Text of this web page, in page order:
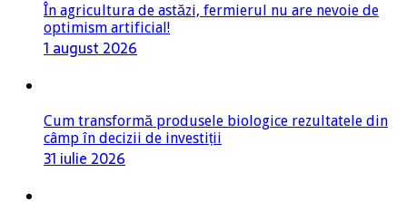
În agricultura de astăzi, fermierul nu are nevoie de
optimism artificial!
1 august 2026
Cum transformă produsele biologice rezultatele din
câmp în decizii de investiții
31 iulie 2026